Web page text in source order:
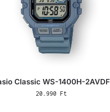
Classic WS-1400H-2AVDF
20.990 Ft